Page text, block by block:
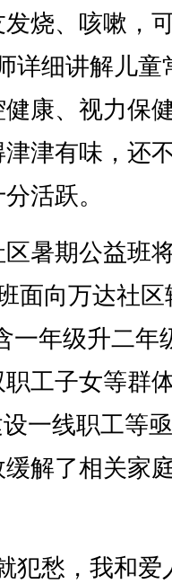
烧、咳嗽，
详细讲解儿童
康、视力保
津有味，还
活跃。
暑期公益班
面向万达社区
一年级升二年
工子女等群
一线职工等
解了相关家
愁，我和爱